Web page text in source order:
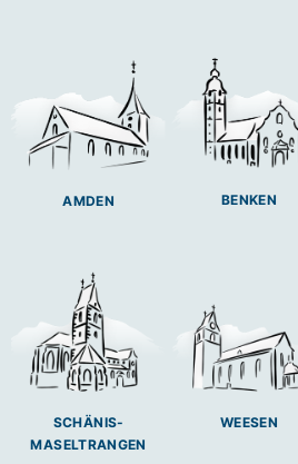
AMDEN BENKEN
SCHÄNIS-
MASELTRANGEN
WEESEN